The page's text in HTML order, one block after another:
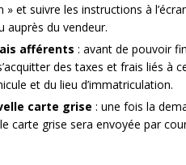
» et suivre les instructions à
auprès du vendeur.
afférents : avant de pouvoir
des taxes et frais liés à
et du lieu d’immatriculation.
carte grise : une fois la
carte grise sera envoyée par